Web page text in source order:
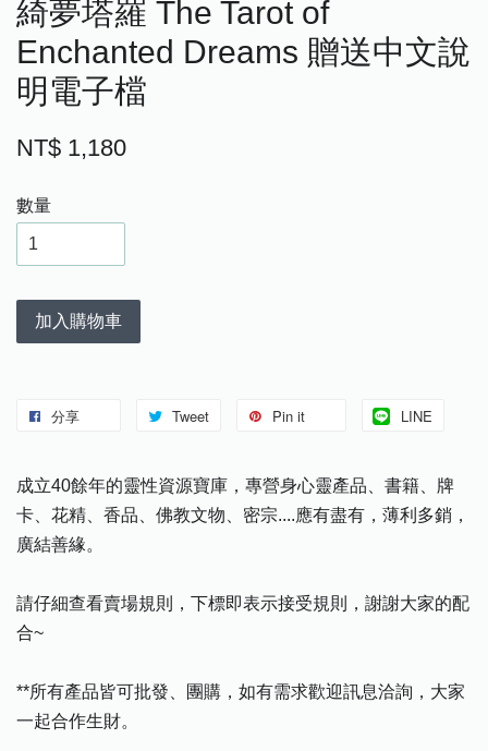
綺夢塔羅 The Tarot of
Enchanted Dreams 贈送中文說
明電子檔
NT$ 1,180
數量
加入購物車
分享 Tweet Pin it LINE
成立40餘年的靈性資源寶庫，專營身心靈產品、書籍、牌
卡、花精、香品、佛教文物、密宗....應有盡有，薄利多銷，
廣結善緣。
請仔細查看賣場規則，下標即表示接受規則，謝謝大家的配
合~
**所有產品皆可批發、團購，如有需求歡迎訊息洽詢，大家
一起合作生財。